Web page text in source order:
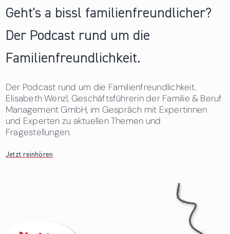
Geht's a bissl familienfreundlicher?
Der Podcast rund um die
Familienfreundlichkeit.
Der Podcast rund um die Familienfreundlichkeit.
Elisabeth Wenzl, Geschäftsführerin der Familie & Beruf
Management GmbH, im Gespräch mit Expertinnen
und Experten zu aktuellen Themen und
Fragestellungen.
Jetzt reinhören